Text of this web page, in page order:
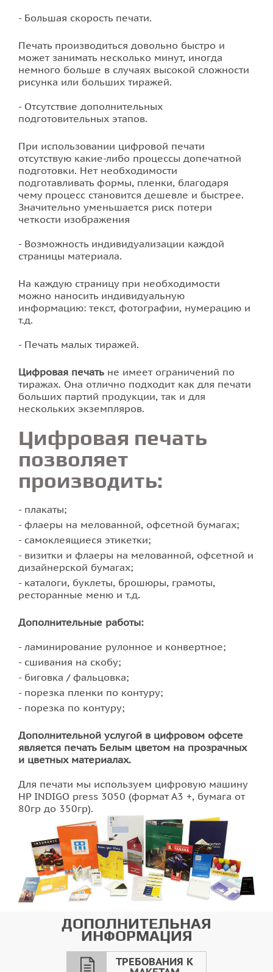
Большая скорость печати.
Печать производиться довольно быстро и
может занимать несколько минут, иногда
немного больше в случаях высокой сложности
рисунка или больших тиражей.
Отсутствие дополнительных
подготовительных этапов.
При использовании цифровой печати
отсутствую какие-либо процессы допечатной
подготовки. Нет необходимости
подготавливать формы, пленки, благодаря
чему процесс становится дешевле и быстрее.
Значительно уменьшается риск потери
четкости изображения
Возможность индивидуализации каждой
страницы материала.
На каждую страницу при необходимости
можно наносить индивидуальную
информацию: текст, фотографии, нумерацию и
т.д.
Печать малых тиражей.
Цифровая печать не имеет ограничений по
тиражах. Она отлично подходит как для печати
больших партий продукции, так и для
нескольких экземпляров.
Цифровая печать
позволяет
производить:
плакаты;
флаеры на мелованной, офсетной бумагах;
самоклеящиеся этикетки;
визитки и флаеры на мелованной, офсетной и
дизайнерской бумагах;
каталоги, буклеты, брошюры, грамоты,
ресторанные меню и т.д.
Дополнительные работы:
ламинирование рулонное и конвертное;
сшивания на скобу;
биговка / фальцовка;
порезка пленки по контуру;
порезка по контуру;
Дополнительной услугой в цифровом офсете
является печать Белым цветом на прозрачных
и цветных материалах.
Для печати мы используем цифровую машину
HP INDIGO press 3050 (формат А3 +, бумага от
80гр до 350гр).
ДОПОЛНИТЕЛЬНАЯ
ИНФОРМАЦИЯ
ТРЕБОВАНИЯ К